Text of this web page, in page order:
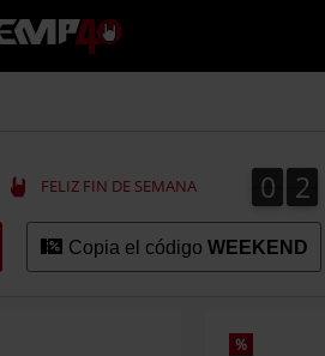
EMP
-
Música,
Merch
Ropa
Alternativa
FELIZ FIN DE SEMANA 0
0 2
2
Copia el código WEEKEND
%